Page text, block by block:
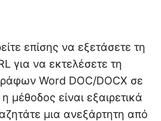
επίσης να εξετάσετε τη
για να εκτελέσετε τη
Word DOC/DOCX σε
μέθοδος είναι εξαιρετικά
μια ανεξάρτητη από